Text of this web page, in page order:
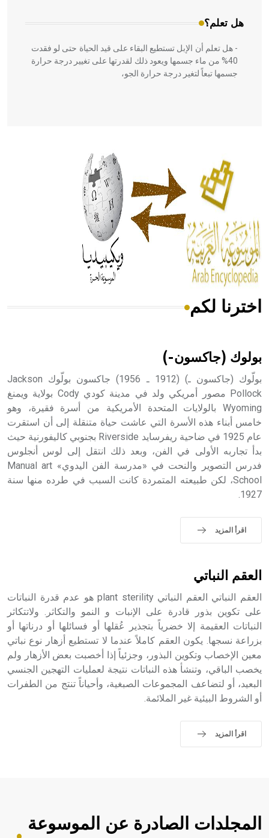
هل تعلم؟
- هل تعلم أن الإبل تستطيع البقاء على قيد الحياة حتى لو فقدت
40% من ماء جسمها ويعود ذلك لقدرتها على تغيير درجة حرارة
جسمها تبعاً لتغير درجة حرارة الجو،
الحكم، الأدلة، تنظيم التغذية، ورسالته في جروح الرأس. ويعود
له الفضل بأنه حرر الطب من الدين والفلسفة.
- هل تعلم أن المرجان إفراز حيواني يتكون في البحر ويتركب
من مادة كربونات الكلسيوم، وهو أحمر أو شديد الحمرة وهو
أجود أنواعه، ويمتاز بكبر الحجم ويسمى الش
هل تعلم أن الأبسيد كلمة فرنسية اللفظ تم اعتمادها مصطلحاً
- هل تعلم أن أبجر Abgar اسم معروف جيداً يعود إلى عدد من
الملوك الذين حكموا مدينة إديسا (الرها) من أبجر الأول وحتى
التاسع، وهم ينتسبون إلى أسرة أوسروين
حيث تقتصر القيمة الصوتية للعلامة الك
اخترنا لكم
بولوك (جاكسون-)
بولّوك (جاكسون ـ) (1912 ـ 1956) جاكسون بولّوك Jackson
Pollock مصور أمريكي ولد في مدينة كودي Cody بولاية ويمنغ
Wyoming بالولايات المتحدة الأمريكية من أسرة فقيرة، وهو
خامس أبناء هذه الأسرة التي عاشت حياة متنقلة إلى أن استقرت
عام 1925 في ضاحية ريفرسايد Riverside بجنوبي كاليفورنية حيث
بدأ تجاربه الأولى في الفن، وبعد ذلك انتقل إلى لوس أنجلوس
فدرس التصوير والنحت في «مدرسة الفن اليدوي» Manual art
School، لكن طبيعته المتمردة كانت السبب في طرده منها سنة
1927.
اقرأ المزيد
العقم النباتي
العقم النباتي العقم النباتي plant sterility هو عدم قدرة النباتات
على تكوين بذور قادرة على الإنبات و النمو والتكاثر. ولاتتكاثر
النباتات العقيمة إلا خضرياً بتجذير عُقلها أو فسائلها أو درناتها أو
بزراعة نسجها. يكون العقم كاملاً عندما لا تستطيع أزهار نوع نباتي
معين الإخصاب وتكوين البذور، وجزئياً إذا أخصبت بعض الأزهار ولم
يخصب الباقي، وتنشأ هذه النباتات نتيجة لعمليات التهجين الجنسي
البعيد، أو لتضاعف المجموعات الصبغية، وأحياناً تنتج من الطفرات
أو الشروط البيئية غير الملائمة.
اقرأ المزيد
المجلدات الصادرة عن الموسوعة